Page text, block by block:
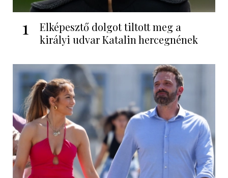
1
Elképesztő dolgot tiltott meg a
királyi udvar Katalin hercegnének